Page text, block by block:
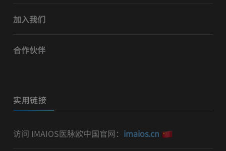
加入我们
合作伙伴
实用链接
访问 IMAIOS医脉欧中国官网： imaios.cn